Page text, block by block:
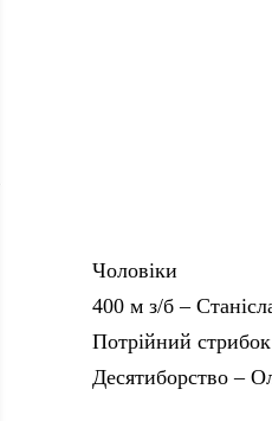
Чоловіки
400 м з/б –
Потрійний
Десятиборство –